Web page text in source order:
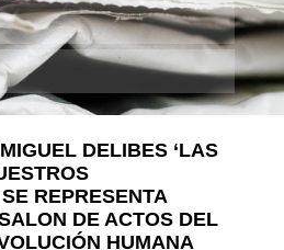
DELIBES ‘LAS
REPRESENTA
DE ACTOS DEL
HUMANA